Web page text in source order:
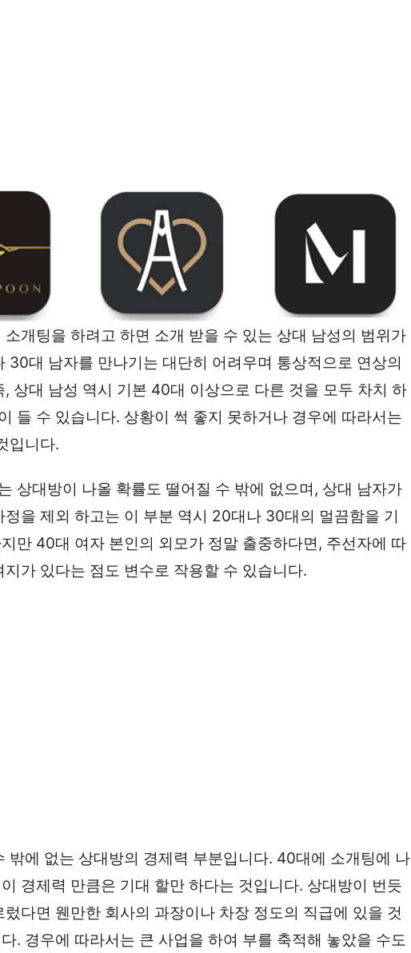
개팅을 하려고 하면 소개 받을 수 있는 상대 남성의 범위가
대 남자를 만나기는 대단히 어려우며 통상적으로 연상의
상대 남성 역시 기본 40대 이상으로 다른 것을 모두 차치 하
들 수 있습니다. 상황이 썩 좋지 못하거나 경우에 따라서는
입니다.
상대방이 나올 확률도 떨어질 수 밖에 없으며, 상대 남자가
을 제외 하고는 이 부분 역시 20대나 30대의 멀끔함을 기
만 40대 여자 본인의 외모가 정말 출중하다면, 주선자에 따
가 있다는 점도 변수로 작용할 수 있습니다.
밖에 없는 상대방의 경제력 부분입니다. 40대에 소개팅에 나
경제력 만큼은 기대 할만 하다는 것입니다. 상대방이 번듯
다면 웬만한 회사의 과장이나 차장 정도의 직급에 있을 것
. 경우에 따라서는 큰 사업을 하여 부를 축적해 놓았을 수도